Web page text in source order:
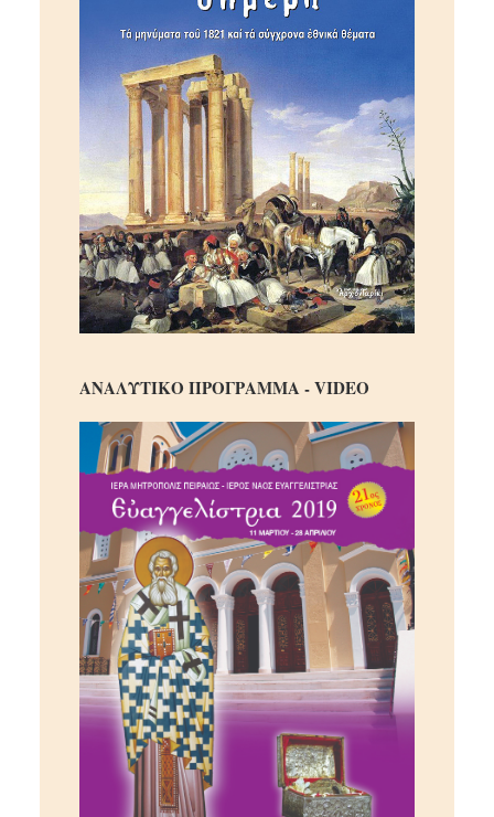
ΑΝΑΛΥΤΙΚΟ ΠΡΟΓΡΑΜΜΑ - VIDEO